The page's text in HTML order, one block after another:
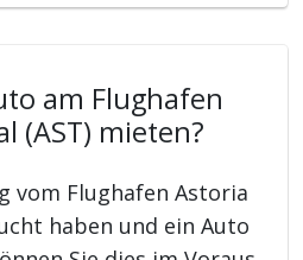
am Flughafen
(AST) mieten?
vom Flughafen Astoria
haben und ein Auto